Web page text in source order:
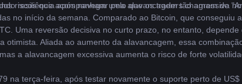
riscos que acompanham uma alavancagem tão agressiva
resiliência após navegar pelo que os traders chamam de
no início da semana. Comparado ao Bitcoin, que conseguiu
Uma reversão decisiva no curto prazo, no entanto,
Aliada ao aumento da alavancagem, essa
a alavancagem excessiva aumenta o risco de forte
na terça-feira, após testar novamente o suporte perto de